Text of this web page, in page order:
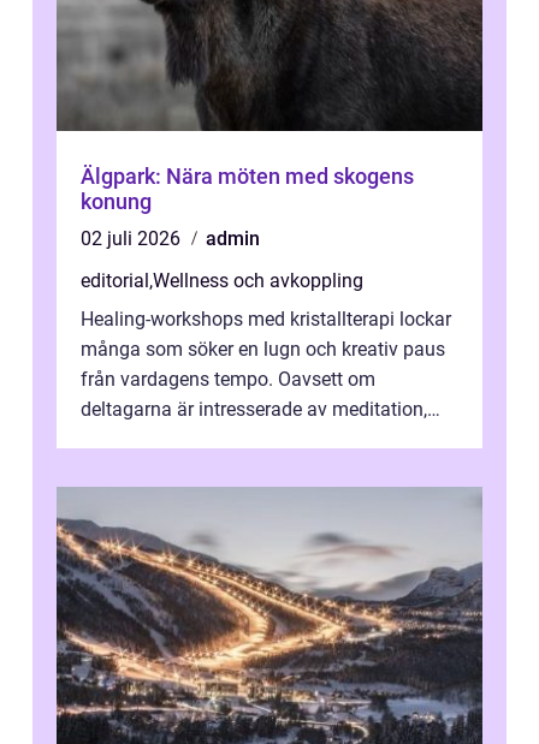
Älgpark: Nära möten med skogens
konung
02 juli 2026
admin
editorial,Wellness och avkoppling
Healing-workshops med kristallterapi lockar
många som söker en lugn och kreativ paus
från vardagens tempo. Oavsett om
deltagarna är intresserade av meditation,